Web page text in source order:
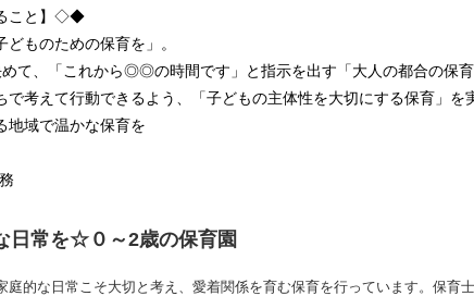
こと】◇◆
ものための保育を」。
て、「これから◎◎の時間です」と指示を出す「大人の都合の保
で考えて行動できるよう、「子どもの主体性を大切にする保育」を
地域で温かな保育を
日常を☆０～2歳の保育園
庭的な日常こそ大切と考え、愛着関係を育む保育を行っています。保育